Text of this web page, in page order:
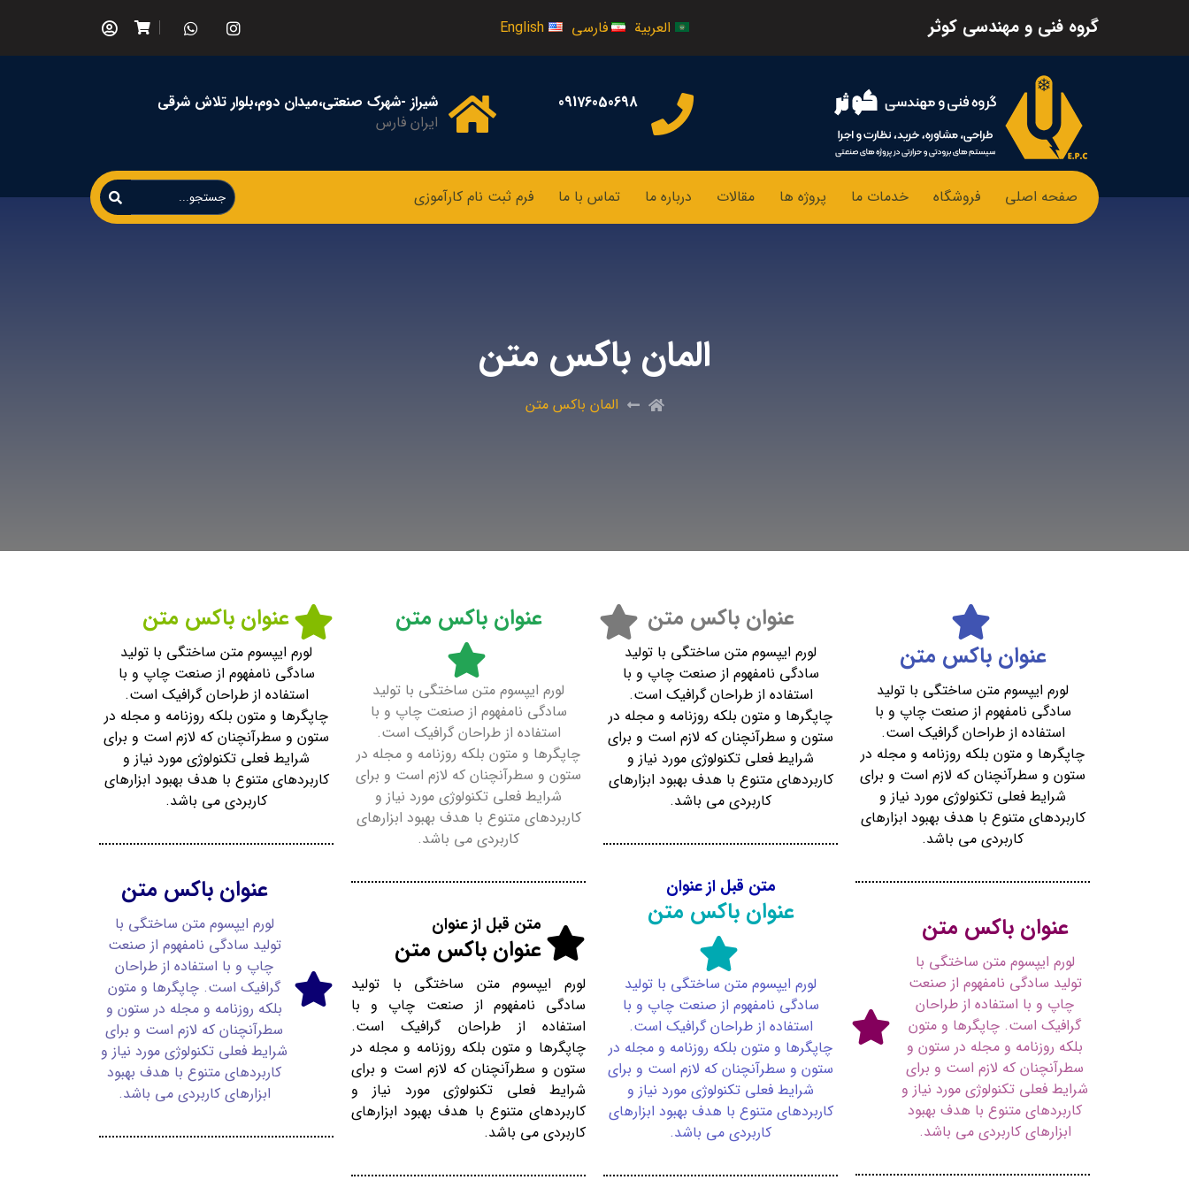
گروه فنی و مهندسی کوثر العربية فارسی English
09176050698
شیراز -شهرک صنعتی،میدان دوم،بلوار تلاش شرقی
ایران فارس
صفحه اصلی فروشگاه خدمات ما پروژه ها مقالات درباره ما تماس با ما فرم ثبت نام کارآموزی
المان باکس متن
المان باکس متن
عنوان باکس متن
لورم ایپسوم متن ساختگی با تولید
سادگی نامفهوم از صنعت چاپ و با
استفاده از طراحان گرافیک است.
چاپگرها و متون بلکه روزنامه و مجله در
ستون و سطرآنچنان که لازم است و برای
شرایط فعلی تکنولوژی مورد نیاز و
کاربردهای متنوع با هدف بهبود ابزارهای
کاربردی می باشد.
عنوان باکس متن
لورم ایپسوم متن ساختگی با
تولید سادگی نامفهوم از صنعت
چاپ و با استفاده از طراحان
گرافیک است. چاپگرها و متون
بلکه روزنامه و مجله در ستون و
سطرآنچنان که لازم است و برای
شرایط فعلی تکنولوژی مورد نیاز و
کاربردهای متنوع با هدف بهبود
ابزارهای کاربردی می باشد.
عنوان باکس متن
لورم ایپسوم متن ساختگی با تولید
سادگی نامفهوم از صنعت چاپ و با
استفاده از طراحان گرافیک است.
چاپگرها و متون بلکه روزنامه و مجله در
ستون و سطرآنچنان که لازم است و برای
شرایط فعلی تکنولوژی مورد نیاز و
کاربردهای متنوع با هدف بهبود ابزارهای
کاربردی می باشد.
متن قبل از عنوان
عنوان باکس متن
لورم ایپسوم متن ساختگی با تولید
سادگی نامفهوم از صنعت چاپ و با
استفاده از طراحان گرافیک است.
چاپگرها و متون بلکه روزنامه و مجله در
ستون و سطرآنچنان که لازم است و برای
شرایط فعلی تکنولوژی مورد نیاز و
کاربردهای متنوع با هدف بهبود ابزارهای
کاربردی می باشد.
عنوان باکس متن
لورم ایپسوم متن ساختگی با تولید
سادگی نامفهوم از صنعت چاپ و با
استفاده از طراحان گرافیک است.
چاپگرها و متون بلکه روزنامه و مجله در
ستون و سطرآنچنان که لازم است و برای
شرایط فعلی تکنولوژی مورد نیاز و
کاربردهای متنوع با هدف بهبود ابزارهای
کاربردی می باشد.
متن قبل از عنوان
عنوان باکس متن
لورم ایپسوم متن ساختگی با تولید
سادگی نامفهوم از صنعت چاپ و با
استفاده از طراحان گرافیک است.
چاپگرها و متون بلکه روزنامه و مجله در
ستون و سطرآنچنان که لازم است و برای
شرایط فعلی تکنولوژی مورد نیاز و
کاربردهای متنوع با هدف بهبود ابزارهای
کاربردی می باشد.
عنوان باکس متن
لورم ایپسوم متن ساختگی با تولید
سادگی نامفهوم از صنعت چاپ و با
استفاده از طراحان گرافیک است.
چاپگرها و متون بلکه روزنامه و مجله در
ستون و سطرآنچنان که لازم است و برای
شرایط فعلی تکنولوژی مورد نیاز و
کاربردهای متنوع با هدف بهبود ابزارهای
کاربردی می باشد.
عنوان باکس متن
لورم ایپسوم متن ساختگی با
تولید سادگی نامفهوم از صنعت
چاپ و با استفاده از طراحان
گرافیک است. چاپگرها و متون
بلکه روزنامه و مجله در ستون و
سطرآنچنان که لازم است و برای
شرایط فعلی تکنولوژی مورد نیاز و
کاربردهای متنوع با هدف بهبود
ابزارهای کاربردی می باشد.